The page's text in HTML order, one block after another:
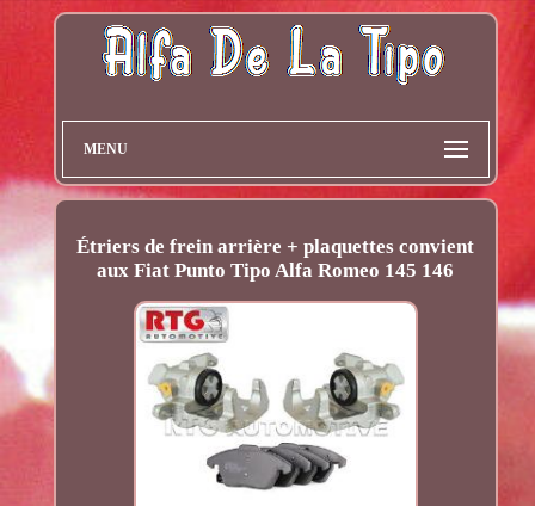
MENU
Étriers de frein arrière + plaquettes convient
aux Fiat Punto Tipo Alfa Romeo 145 146